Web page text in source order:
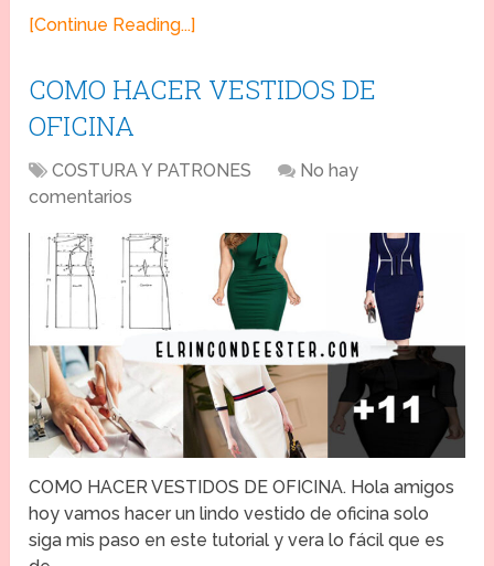
[Continue Reading...]
COMO HACER VESTIDOS DE
OFICINA
COSTURA Y PATRONES
No hay
comentarios
COMO HACER VESTIDOS DE OFICINA. Hola amigos
hoy vamos hacer un lindo vestido de oficina solo
siga mis paso en este tutorial y vera lo fácil que es